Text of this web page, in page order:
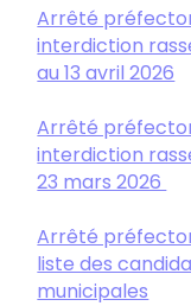
Arrêté
interdiction
au 13 avril 2026
Arrêté
interdiction
23 mars 2026
Arrêté
liste des
municipales